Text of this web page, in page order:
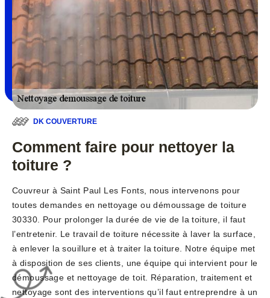
DK COUVERTURE
Comment faire pour nettoyer la
toiture ?
Couvreur à Saint Paul Les Fonts, nous intervenons pour
toutes demandes en nettoyage ou démoussage de toiture
30330. Pour prolonger la durée de vie de la toiture, il faut
l’entretenir. Le travail de toiture nécessite à laver la surface,
à enlever la souillure et à traiter la toiture. Notre équipe met
à disposition de ses clients, une équipe qui intervient pour le
démoussage et nettoyage de toit. Réparation, traitement et
nettoyage sont des interventions qu’il faut entreprendre à un